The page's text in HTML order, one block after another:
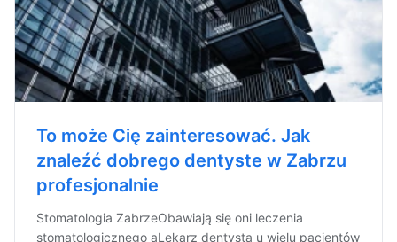
To może Cię zainteresować. Jak
znaleźć dobrego dentyste w Zabrzu
profesjonalnie
Stomatologia ZabrzeObawiają się oni leczenia
stomatologicznego aLekarz dentysta u wielu pacjentów